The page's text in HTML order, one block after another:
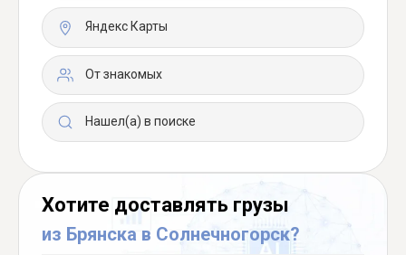
Яндекс Карты
От знакомых
Нашел(а) в поиске
Хотите доставлять грузы
из Брянска в Солнечногорск?